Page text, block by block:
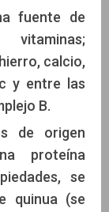
fuente de
calcio,
y entre las
B.
de origen
proteína
se
quinua (se